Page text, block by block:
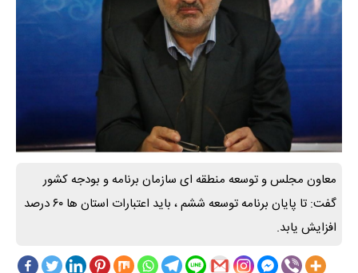
معاون مجلس و توسعه منطقه ای سازمان برنامه و بودجه کشور
گفت: تا پایان برنامه توسعه ششم ، باید اعتبارات استان ها ۶۰ درصد
افزایش یابد.